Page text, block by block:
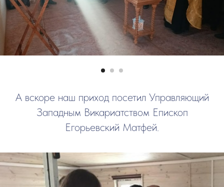
А вскоре наш приход посетил Управляющий
Западным Викариатством Епископ
Егорьевский Матфей.